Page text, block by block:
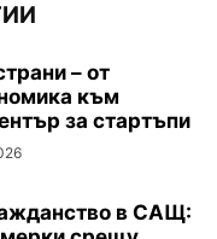
– от
към
за стартъпи
в САЩ: